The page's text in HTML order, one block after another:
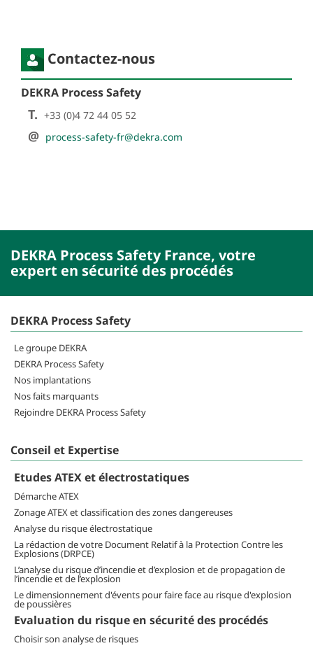
Contactez-nous
DEKRA Process Safety
T. +33 (0)4 72 44 05 52
@ process-safety-fr@dekra.com
DEKRA Process Safety France, votre
expert en sécurité des procédés
DEKRA Process Safety
Le groupe DEKRA
DEKRA Process Safety
Nos implantations
Nos faits marquants
Rejoindre DEKRA Process Safety
Conseil et Expertise
Etudes ATEX et électrostatiques
Démarche ATEX
Zonage ATEX et classification des zones dangereuses
Analyse du risque électrostatique
La rédaction de votre Document Relatif à la Protection Contre les
Explosions (DRPCE)
L’analyse du risque d’incendie et d’explosion et de propagation de
l’incendie et de l’explosion
Le dimensionnement d'évents pour faire face au risque d'explosion
de poussières
Evaluation du risque en sécurité des procédés
Choisir son analyse de risques